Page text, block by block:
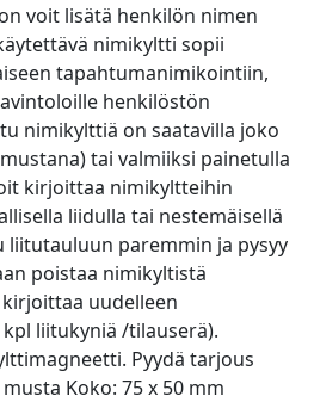
voit lisätä henkilön nimen
nimikyltti sopii
tapahtumanimikointiin,
henkilöstön
nimikylttiä on saatavilla joko
tai valmiiksi painetulla
kirjoittaa nimikyltteihin
liidulla tai nestemäisellä
paremmin ja pysyy
poistaa nimikyltistä
uudelleen
liitukyniä /tilauserä).
Pyydä tarjous
Koko: 75 x 50 mm